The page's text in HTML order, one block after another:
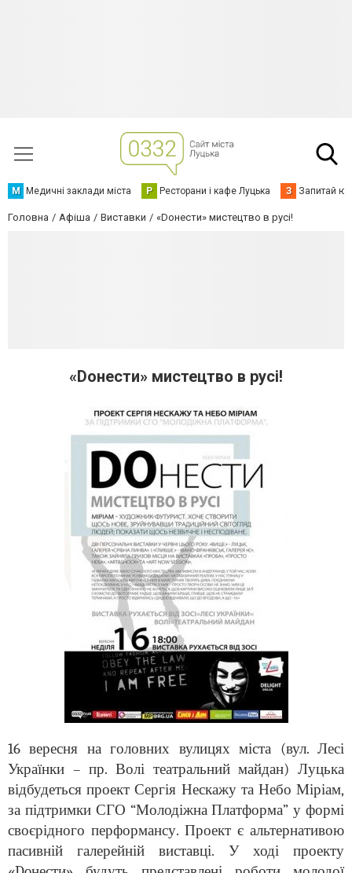
М Медичні заклади міста Р Ресторани і кафе Луцька З Запитай
Головна Афіша Виставки «Doнести» мистецтво в русі!
«Doнести» мистецтво в русі!
16 вересня на головних вулицях міста (вул. Лесі
Українки – пр. Волі театральний майдан) Луцька
відбудеться проект Сергія Нескажу та Небо Міріам,
за підтримки СГО “Молодіжна Платформа” у формі
своєрідного перформансу. Проект є альтернативою
пасивній галерейній виставці. У ході проекту